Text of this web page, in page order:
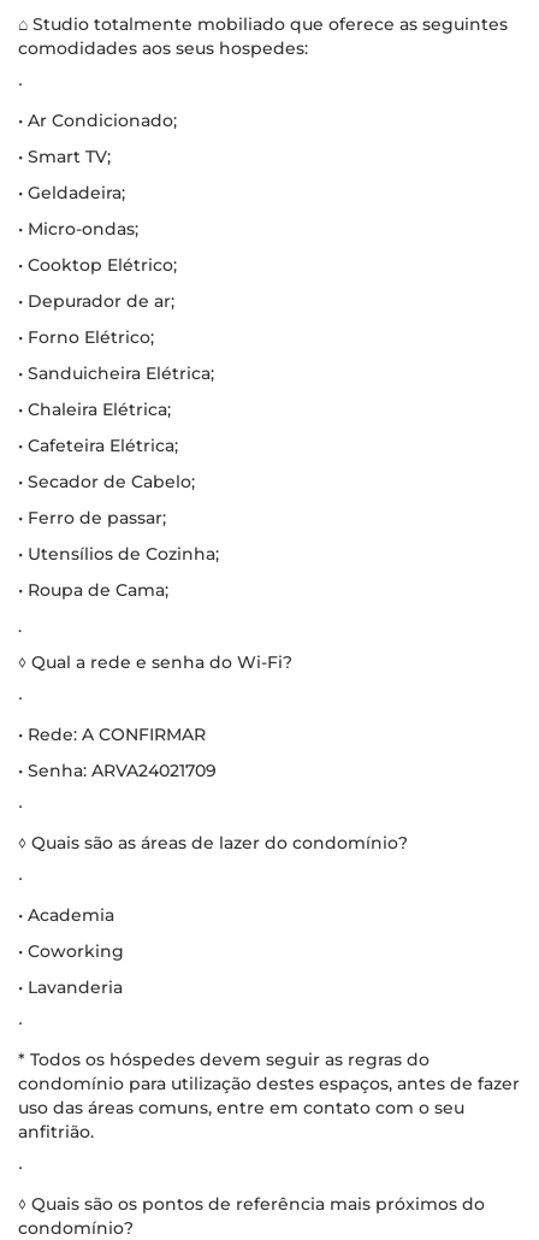
⌂ Studio totalmente mobiliado que oferece as seguintes
comodidades aos seus hospedes:
∙
• Ar Condicionado;
• Smart TV;
• Geldadeira;
• Micro-ondas;
• Cooktop Elétrico;
• Depurador de ar;
• Forno Elétrico;
• Sanduicheira Elétrica;
• Chaleira Elétrica;
• Cafeteira Elétrica;
• Secador de Cabelo;
• Ferro de passar;
• Utensílios de Cozinha;
• Roupa de Cama;
.
◊ Qual a rede e senha do Wi-Fi?
∙
• Rede: A CONFIRMAR
• Senha: ARVA24021709
∙
◊ Quais são as áreas de lazer do condomínio?
∙
• Academia
• Coworking
• Lavanderia
∙
* Todos os hóspedes devem seguir as regras do
condomínio para utilização destes espaços, antes de fazer
uso das áreas comuns, entre em contato com o seu
anfitrião.
∙
◊ Quais são os pontos de referência mais próximos do
condomínio?